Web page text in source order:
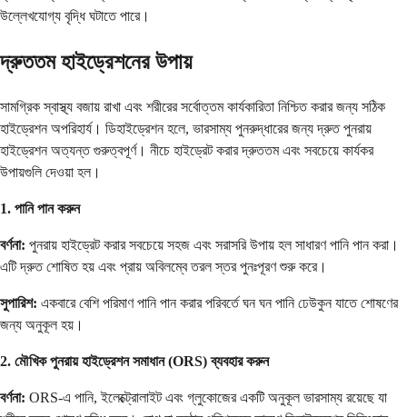
উল্লেখযোগ্য বৃদ্ধি ঘটাতে পারে।
দ্রুততম হাইড্রেশনের উপায়
সামগ্রিক স্বাস্থ্য বজায় রাখা এবং শরীরের সর্বোত্তম কার্যকারিতা নিশ্চিত করার জন্য সঠিক
হাইড্রেশন অপরিহার্য। ডিহাইড্রেশন হলে, ভারসাম্য পুনরুদ্ধারের জন্য দ্রুত পুনরায়
হাইড্রেশন অত্যন্ত গুরুত্বপূর্ণ। নীচে হাইড্রেট করার দ্রুততম এবং সবচেয়ে কার্যকর
উপায়গুলি দেওয়া হল।
1. পানি পান করুন
বর্ণনা: পুনরায় হাইড্রেট করার সবচেয়ে সহজ এবং সরাসরি উপায় হল সাধারণ পানি পান করা।
এটি দ্রুত শোষিত হয় এবং প্রায় অবিলম্বে তরল স্তর পুনঃপূরণ শুরু করে।
সুপারিশ: একবারে বেশি পরিমাণ পানি পান করার পরিবর্তে ঘন ঘন পানি ঢেউকুন যাতে শোষণের
জন্য অনুকূল হয়।
2. মৌখিক পুনরায় হাইড্রেশন সমাধান (ORS) ব্যবহার করুন
বর্ণনা: ORS-এ পানি, ইলেক্ট্রোলাইট এবং গ্লুকোজের একটি অনুকূল ভারসাম্য রয়েছে যা